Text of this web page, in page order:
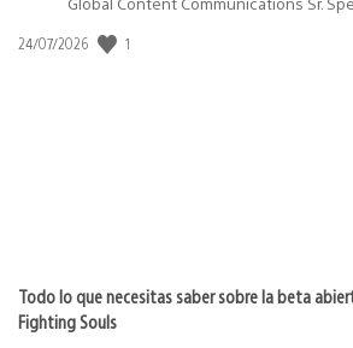
Fecha
24/07/2026 1
Todo lo que necesitas saber sobre la beta
Fighting Souls